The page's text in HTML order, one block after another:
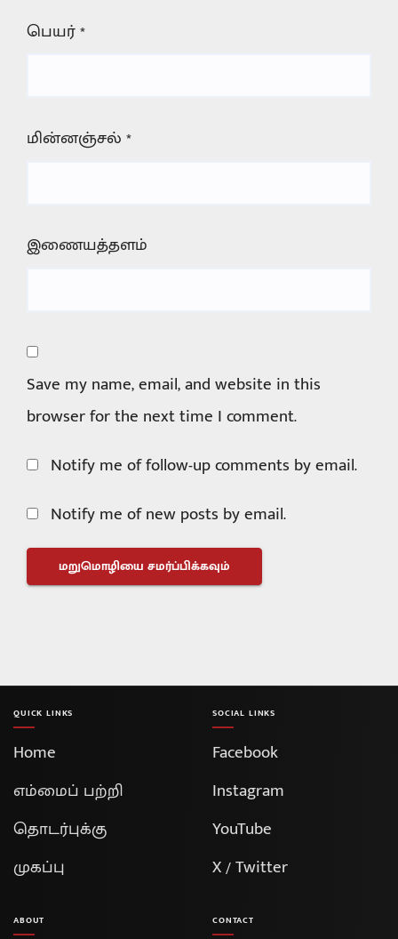
பெயர்*
மின்னஞ்சல்*
இணையத்தளம்
Save my name, email, and website in this
browser for the next time I comment.
Notify me of follow-up comments by email.
Notify me of new posts by email.
QUICK LINKS
Home
எம்மைப் பற்றி
தொடர்புக்கு
முகப்பு
SOCIAL LINKS
Facebook
Instagram
YouTube
X / Twitter
ABOUT CONTACT